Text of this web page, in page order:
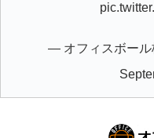
— オフィスボール